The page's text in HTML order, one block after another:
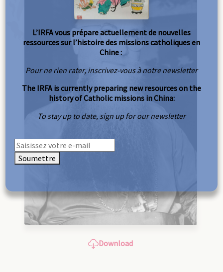
Download
L’IRFA vous prépare actuellement de nouvelles
ressources sur l’histoire des missions catholiques en
Chine :
Pour ne rien rater, inscrivez-vous à notre newsletter
The IRFA is currently preparing new resources on the
history of Catholic missions in China:
To stay up to date, sign up for our newsletter
Soumettre